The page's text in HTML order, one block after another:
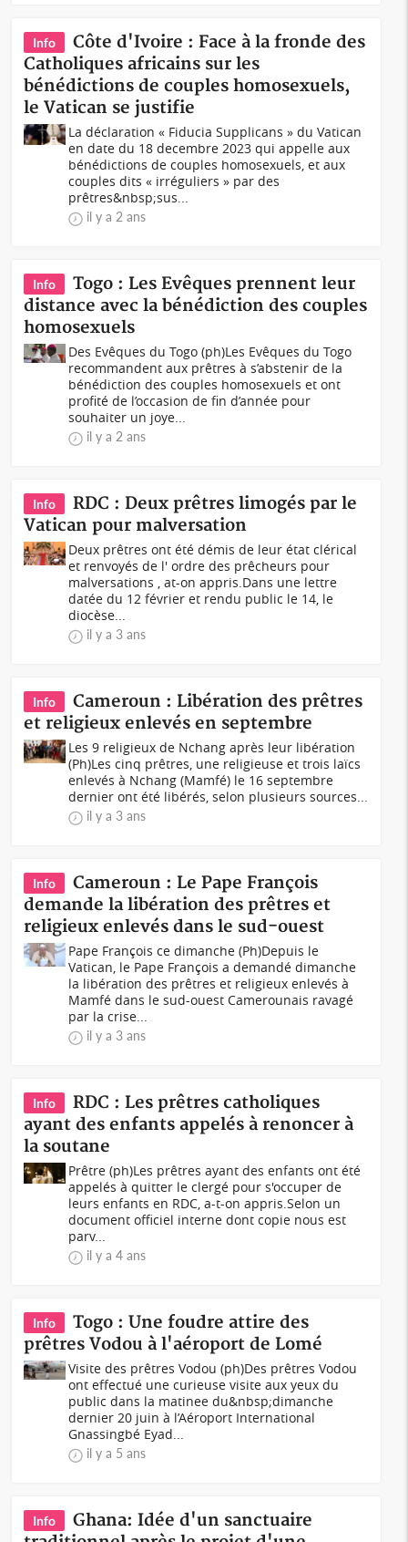
Info
Côte d'Ivoire : Face à la fronde des
Catholiques africains sur les
bénédictions de couples homosexuels,
le Vatican se justifie
La déclaration « Fiducia Supplicans » du Vatican
en date du 18 decembre 2023 qui appelle aux
bénédictions de couples homosexuels, et aux
couples dits « irréguliers » par des
prêtres&nbsp;sus...
il y a 2 ans
Info
Togo : Les Evêques prennent leur
distance avec la bénédiction des couples
homosexuels
Des Evêques du Togo (ph)Les Evêques du Togo
recommandent aux prêtres à s’abstenir de la
bénédiction des couples homosexuels et ont
profité de l’occasion de fin d’année pour
souhaiter un joye...
il y a 2 ans
Info
RDC : Deux prêtres limogés par le
Vatican pour malversation
Deux prêtres ont été démis de leur état clérical
et renvoyés de l' ordre des prêcheurs pour
malversations , at-on appris.Dans une lettre
datée du 12 février et rendu public le 14, le
diocèse...
il y a 3 ans
Info
Cameroun : Libération des prêtres
et religieux enlevés en septembre
Les 9 religieux de Nchang après leur libération
(Ph)Les cinq prêtres, une religieuse et trois laïcs
enlevés à Nchang (Mamfé) le 16 septembre
dernier ont été libérés, selon plusieurs sources...
il y a 3 ans
Info
Cameroun : Le Pape François
demande la libération des prêtres et
religieux enlevés dans le sud-ouest
Pape François ce dimanche (Ph)Depuis le
Vatican, le Pape François a demandé dimanche
la libération des prêtres et religieux enlevés à
Mamfé dans le sud-ouest Camerounais ravagé
par la crise...
il y a 3 ans
Info
RDC : Les prêtres catholiques
ayant des enfants appelés à renoncer à
la soutane
Prêtre (ph)Les prêtres ayant des enfants ont été
appelés à quitter le clergé pour s'occuper de
leurs enfants en RDC, a-t-on appris.Selon un
document officiel interne dont copie nous est
parv...
il y a 4 ans
Info
Togo : Une foudre attire des
prêtres Vodou à l'aéroport de Lomé
Visite des prêtres Vodou (ph)Des prêtres Vodou
ont effectué une curieuse visite aux yeux du
public dans la matinee du&nbsp;dimanche
dernier 20 juin à l’Aéroport International
Gnassingbé Eyad...
il y a 5 ans
Info
Ghana: Idée d'un sanctuaire